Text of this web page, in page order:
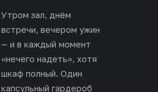
Утром зал, днём
встречи, вечером ужин
— и в каждый момент
«нечего надеть», хотя
шкаф полный. Один
капсульный гардероб